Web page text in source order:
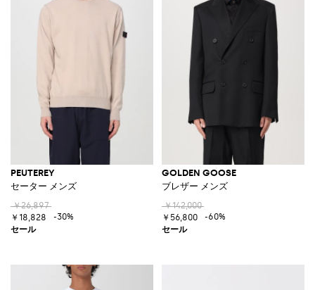
PEUTEREY
セーター メンズ
￥26,897
￥18,828
-30%
GOLDEN GOOSE
ブレザー メンズ
￥142,000
￥56,800
-60%